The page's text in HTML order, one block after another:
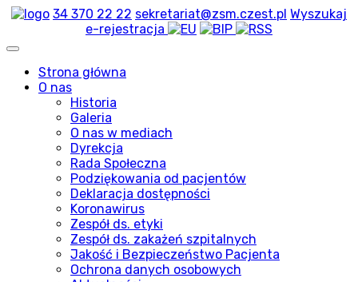
34 370 22 22 sekretariat@zsm.czest.pl Wyszukaj
e-rejestracja
Strona główna
O nas
Historia
Galeria
O nas w mediach
Dyrekcja
Rada Społeczna
Podziękowania od pacjentów
Deklaracja dostępności
Koronawirus
Zespół ds. etyki
Zespół ds. zakażeń szpitalnych
Jakość i Bezpieczeństwo Pacjenta
Ochrona danych osobowych